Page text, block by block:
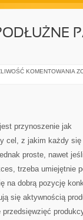
KOMENTOWANIA
przynoszenie jak
cel, z jakim każdy
proste, nawet
trzeba umiejętnie
na dobrą pozycję
się aktywnością